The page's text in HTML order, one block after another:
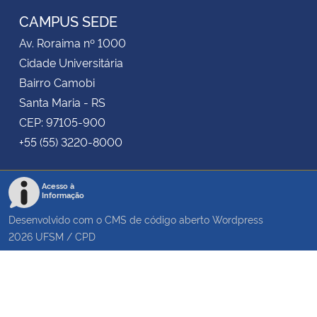
Secretaria de Governo
Gabinete de Segurança Institucional
Advocacia-Geral da União
Banco Central do Brasil
Planalto
CAMPUS SEDE
Av. Roraima nº 1000
Cidade Universitária
Bairro Camobi
Santa Maria - RS
CEP: 97105-900
+55 (55) 3220-8000
Acesso à
Informação
Desenvolvido com o CMS de código aberto Wordpress
2026 UFSM / CPD